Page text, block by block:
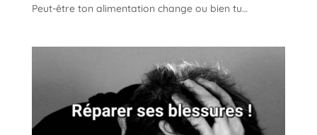
Peut-être ton alimentation change ou bien tu…